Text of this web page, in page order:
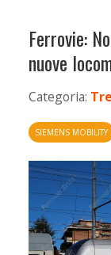
Ferrovie:
nuove
Categoria:
SIEMENS MOBILITY